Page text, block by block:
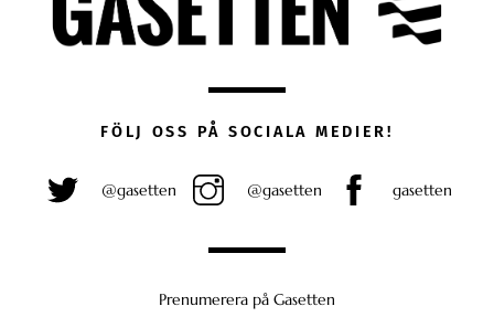
FÖLJ OSS PÅ SOCIALA MEDIER!
@gasetten @gasetten gasetten
Prenumerera på Gasetten